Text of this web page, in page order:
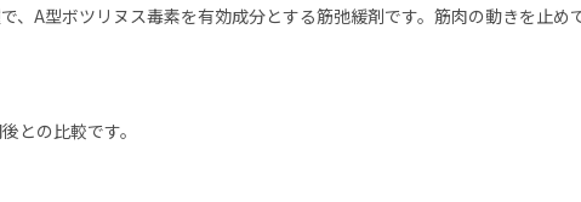
A型ボツリヌス毒素を有効成分とする筋弛緩剤です。筋肉の動きを止め
との比較です。